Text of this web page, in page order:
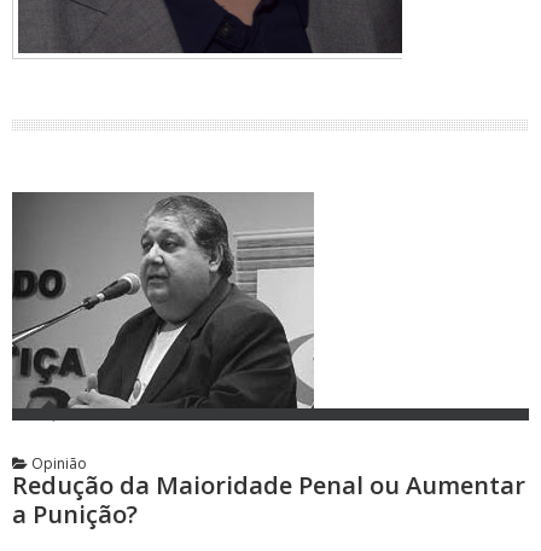
Opinião
Redução da Maioridade Penal ou Aumentar
a Punição?